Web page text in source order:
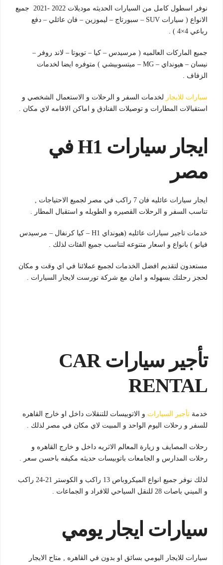
نوفر اسطول كامل من السيارات الحديثه موديلات 2022 -2021 جميع
الانواع ( سيارات SUV – سبورتاج – ليموزين – فان عائلي – دفع
رباعي 4×4 ) .
جميع الماركات العالميه ( مرسيدس – كيا – تويوتا – لاند روفر –
نيسان – هيونداي – MG – ميتسوبيشي ) متوفره ايضا لخدمات
الزفاف .
سيارات للايجار لخدمات السفر و الرحلات و الاستعمال الشخصي و
استقبالات المطارات و توصيلات الفنادق و اماكن الاقامه لاي مكان .
ايجار سيارات H1 في
مصر
ايجار سيارات عائليه فان 7 راكب في مصر لجميع الاحتياجات ,
تناسب السفر و الرحلات القصيره و الطويله و استقبال المطار .
خدمات تاجير سيارات عائليه (هيونداي H1 – كيا كرنفال – مرسيدس
فيانو ) بانواع و اسعار متنوعه لتناسب جميع الفئات لذلك .
مستعدون لتقديم افضل الخدمات لجميع عملائنا في اي وقت و مكان
لحجز رحلتك بسهوله و امان مع شركة تورست لايجار السيارات .
تأجير سيارات CAR
RENTAL
خدمة تأجير السيارات و الاتوبيسات للتنقلات داخل او خارج القاهره
للسفر و رحلات اليوم الواحد و المبيت لاي مكان في مصر لذلك .
رحلات المصايف و زيارة المعالم الاثريه داخل و خارج القاهره و
رحلات المدارس و الجامعات باتوبيسات حديثه مكيفه باحسن سعر .
لذلك نوفر جميع انواع الميكروباص 13 راكب و الكوستر 21-24 راكب
و الميني باصات 28 للنقل السياحي للافراد و الجماعات .
سيارات ايجار يومي
سيارات للايجار اليومي بسائق او بدون في القاهره , متاح الايجار